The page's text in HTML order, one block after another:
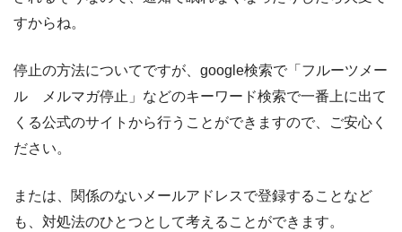
すからね。
停止の方法についてですが、google検索で「フルーツメー
ル メルマガ停止」などのキーワード検索で一番上に出て
くる公式のサイトから行うことができますので、ご安心く
ださい。
または、関係のないメールアドレスで登録することなど
も、対処法のひとつとして考えることができます。